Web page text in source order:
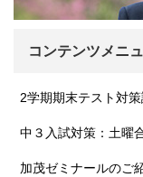
コンテンツメニ
2学期期末テスト対
中３入試対策：土曜
加茂ゼミナールのご